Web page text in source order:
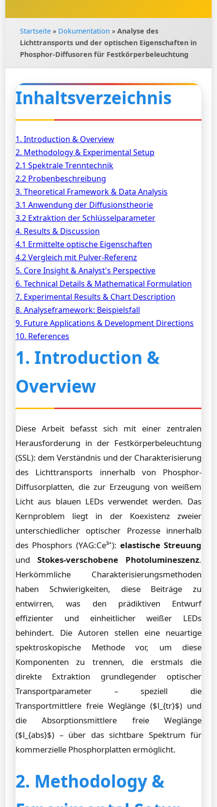
Startseite » Dokumentation » Analyse des
Lichttransports und der optischen Eigenschaften in
Phosphor-Diffusoren für Festkörperbeleuchtung
Inhaltsverzeichnis
1. Introduction & Overview
2. Methodology & Experimental Setup
2.1 Spektrale Trenntechnik
2.2 Probenbeschreibung
3. Theoretical Framework & Data Analysis
3.1 Anwendung der Diffusionstheorie
3.2 Extraktion der Schlüsselparameter
4. Results & Discussion
4.1 Ermittelte optische Eigenschaften
4.2 Vergleich mit Pulver-Referenz
5. Core Insight & Analyst's Perspective
6. Technical Details & Mathematical Formulation
7. Experimental Results & Chart Description
8. Analyseframework: Beispielsfall
9. Future Applications & Development Directions
10. References
1. Introduction &
Overview
Diese Arbeit befasst sich mit einer zentralen
Herausforderung in der Festkörperbeleuchtung
(SSL): dem Verständnis und der Charakterisierung
des Lichttransports innerhalb von Phosphor-
Diffusorplatten, die zur Erzeugung von weißem
Licht aus blauen LEDs verwendet werden. Das
Kernproblem liegt in der Koexistenz zweier
unterschiedlicher optischer Prozesse innerhalb
des Phosphors (YAG:Ce³⁺): elastische Streuung
und Stokes-verschobene Photolumineszenz.
Herkömmliche Charakterisierungsmethoden
haben Schwierigkeiten, diese Beiträge zu
entwirren, was den prädiktiven Entwurf
effizienter und einheitlicher weißer LEDs
behindert. Die Autoren stellen eine neuartige
spektroskopische Methode vor, um diese
Komponenten zu trennen, die erstmals die
direkte Extraktion grundlegender optischer
Transportparameter – speziell die
Transportmittlere freie Weglänge ($l_{tr}$) und
die Absorptionsmittlere freie Weglänge
($l_{abs}$) – über das sichtbare Spektrum für
kommerzielle Phosphorplatten ermöglicht.
2. Methodology &